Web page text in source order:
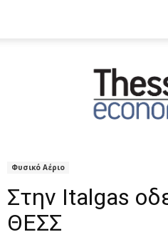
Φυσικό Αέριο
Στην Italgas
ΘΕΣΣ